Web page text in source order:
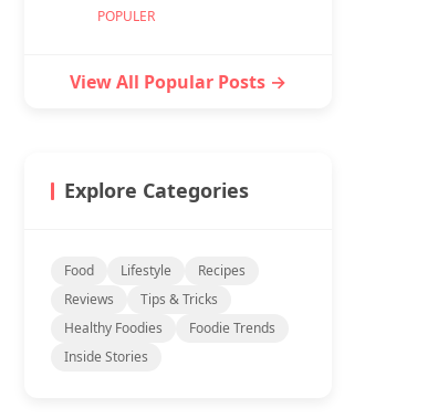
POPULER
View All Popular Posts →
Explore Categories
Food Lifestyle
Recipes
Reviews
Tips & Tricks
Healthy Foodies
Foodie Trends
Inside Stories